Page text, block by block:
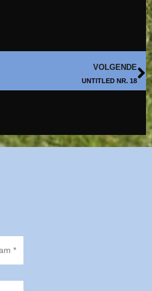
VOLGENDE
UNTITLED NR. 18